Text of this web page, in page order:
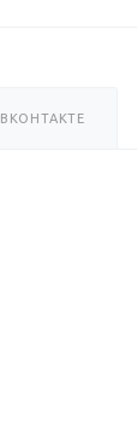
ВКОНТАКТЕ